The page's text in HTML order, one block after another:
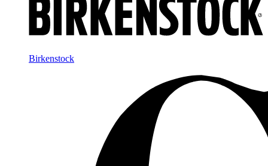
Birkenstock